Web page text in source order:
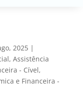
2025|
, Assistência
- Cível,
e Financeira -